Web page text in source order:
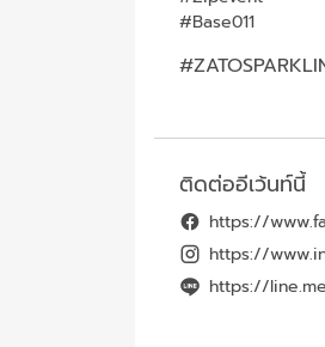
#Base011
ติดต่ออีเว้นท์นี้
https://
https://
https://